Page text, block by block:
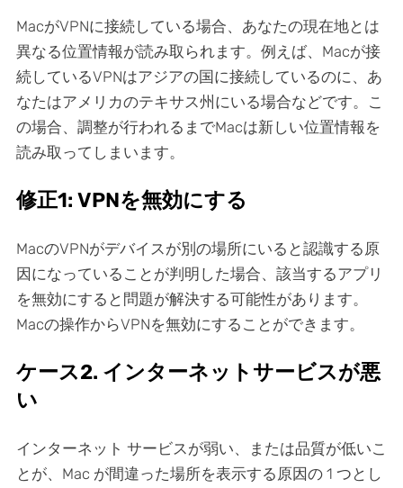
MacがVPNに接続している場合、あなたの現在地とは
異なる位置情報が読み取られます。例えば、Macが接
続しているVPNはアジアの国に接続しているのに、あ
なたはアメリカのテキサス州にいる場合などです。こ
の場合、調整が行われるまでMacは新しい位置情報を
読み取ってしまいます。
修正1: VPNを無効にする
MacのVPNがデバイスが別の場所にいると認識する原
因になっていることが判明した場合、該当するアプリ
を無効にすると問題が解決する可能性があります。
Macの操作からVPNを無効にすることができます。
ケース2. インターネットサービスが悪
い
インターネット サービスが弱い、または品質が低いこ
とが、Mac が間違った場所を表示する原因の 1 つとし